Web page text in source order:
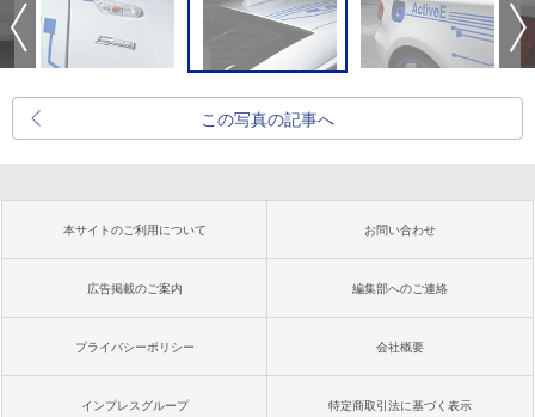
この写真の記事へ
本サイトのご利用について お問い合わせ
広告掲載のご案内 編集部へのご連絡
プライバシーポリシー 会社概要
インプレスグループ 特定商取引法に基づく表示